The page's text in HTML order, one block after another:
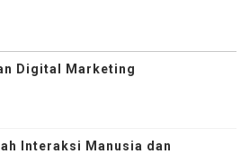
Digital Marketing
Interaksi Manusia dan